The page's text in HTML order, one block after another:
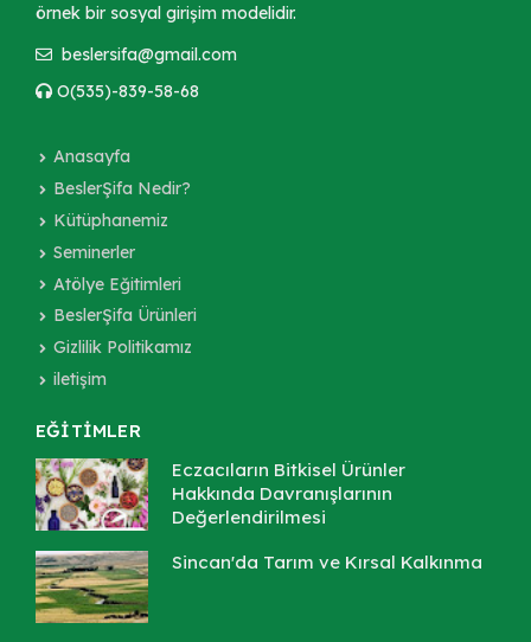
örnek bir sosyal girişim modelidir.
beslersifa@gmail.com
O(535)-839-58-68
Anasayfa
BeslerŞifa Nedir?
Kütüphanemiz
Seminerler
Atölye Eğitimleri
BeslerŞifa Ürünleri
Gizlilik Politikamız
iletişim
EĞİTİMLER
Eczacıların Bitkisel Ürünler
Hakkında Davranışlarının
Değerlendirilmesi
Sincan'da Tarım ve Kırsal Kalkınma